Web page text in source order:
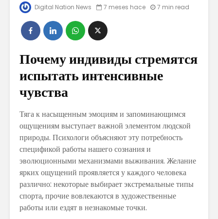
Digital Nation News 7 meses hace 7 min read
Почему индивиды стремятся
испытать интенсивные
чувства
Тяга к насыщенным эмоциям и запоминающимся
ощущениям выступает важной элементом людской
природы. Психологи объясняют эту потребность
спецификой работы нашего сознания и
эволюционными механизмами выживания. Желание
ярких ощущений проявляется у каждого человека
различно: некоторые выбирает экстремальные типы
спорта, прочие вовлекаются в художественные
работы или ездят в незнакомые точки.
miedo a ser tu
Educación
Buena
Alimentación Es
ACNÉ
El Bitcoin cae a
los 17.000
dólares